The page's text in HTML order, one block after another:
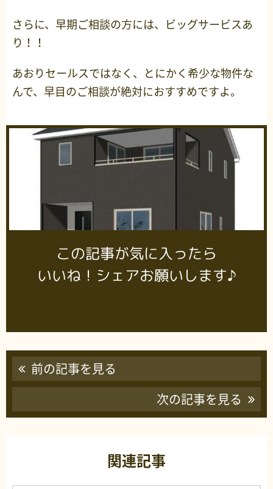
さらに、早期ご相談の方には、ビッグサービスあ
り！！
あおりセールスではなく、とにかく希少な物件な
んで、早目のご相談が絶対におすすめですよ。
この記事が気に入ったら
いいね！シェアお願いします♪
前の記事を見る
次の記事を見る
関連記事